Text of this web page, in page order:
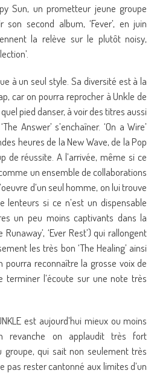
Sun, un prometteur jeune groupe
second album, ‘Fever’, en juin
la relève sur le plutôt noisy,
à un seul style. Sa diversité est à la
car on pourra reprocher à Unkle de
pied danser, à voir des titres aussi
Answer’ s’enchaîner. ‘On a Wire’
heures de la New Wave, de la Pop
de réussite. A l’arrivée, même si ce
un ensemble de collaborations
d’un seul homme, on lui trouve
lenteurs si ce n’est un dispensable
un peu moins captivants dans la
Runaway’, ‘Ever Rest’) qui rallongent
les très bon ‘The Healing’ ainsi
pourra reconnaître la grosse voix de
terminer l’écoute sur une note très
est aujourd’hui mieux ou moins
revanche on applaudit très fort
groupe, qui sait non seulement très
pas rester cantonné aux limites d’un